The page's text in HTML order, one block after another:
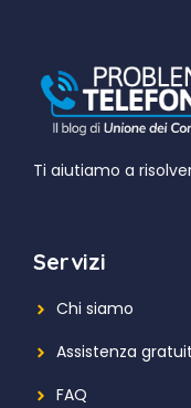
Ti aiutiamo a
Servizi
Chi siamo
Assistenza
FAQ